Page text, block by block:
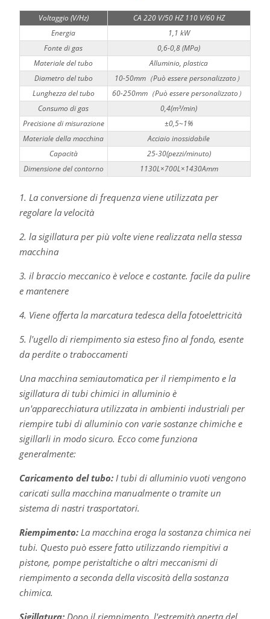
Voltaggio (V/Hz)
CA 220 V/50 HZ 110 V/60 HZ
Energia
1,1 kW
Fonte di gas
0,6-0,8 (MPa)
Materiale del tubo
Alluminio, plastica
Diametro del tubo
10-50mm（Può essere personalizzato）
Lunghezza del tubo
60-250mm（Può essere personalizzato）
Consumo di gas
0,4(m³/min)
Precisione di misurazione
±0,5~1%
Materiale della macchina
Acciaio inossidabile
Capacità
25-30(pezzi/minuto)
Dimensione del contorno
1130L×700L×1430Amm
1. La conversione di frequenza viene utilizzata per
regolare la velocità
2. la sigillatura per più volte viene realizzata nella stessa
macchina
3. il braccio meccanico è veloce e costante. facile da pulire
e mantenere
4. Viene offerta la marcatura tedesca della fotoelettricità
5. l'ugello di riempimento sia esteso fino al fondo, esente
da perdite o traboccamenti
Una macchina semiautomatica per il riempimento e la
sigillatura di tubi chimici in alluminio è
un'apparecchiatura utilizzata in ambienti industriali per
riempire tubi di alluminio con varie sostanze chimiche e
sigillarli in modo sicuro. Ecco come funziona
generalmente:
Caricamento del tubo:I tubi di alluminio vuoti vengono
caricati sulla macchina manualmente o tramite un
sistema di nastri trasportatori.
Riempimento:La macchina eroga la sostanza chimica nei
tubi. Questo può essere fatto utilizzando riempitivi a
pistone, pompe peristaltiche o altri meccanismi di
riempimento a seconda della viscosità della sostanza
chimica.